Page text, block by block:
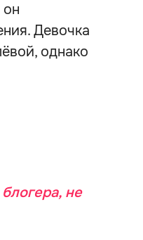
он
Девочка
однако
не